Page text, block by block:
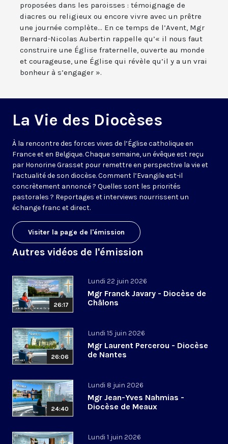
proposées dans les paroisses : témoignage de
diacres ou religieux ou encore vivre avec un prêtre
une journée complète... En ce temps de l’Avent, Mgr
Bernard-Nicolas Aubertin rappelle qu’« il nous faut
construire une Église fraternelle, ouverte au monde
et courageuse, une Église qui révèle qu’il y a un vrai
bonheur à s’engager ».
La Vie des Diocèses
À la rencontre des forces vives de l’Église catholique en
France et en Belgique. Chaque semaine, un évêque est reçu
par Honorine Grasset pour remettre en perspective la vie et
l’actualité de son diocèse. Comment l’Evangile est-il
concrètement annoncé ? Quelles sont les priorités
pastorales ? Reportages et interviews nourrissent un
échange franc et direct.
Visiter la page de l'émission
Autres vidéos de l'émission
26:17
Lundi 22 juin 2026
Mgr Franck Javary - Diocèse de
Châlons
26:06
Lundi 15 juin 2026
Mgr Laurent Percerou - Diocèse
de Nantes
24:40
Lundi 8 juin 2026
Mgr Jean-Yves Nahmias -
Diocèse de Meaux
Lundi 1 juin 2026